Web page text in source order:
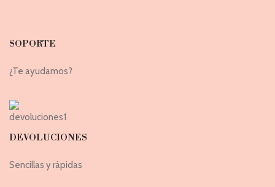
SOPORTE
¿Te ayudamos?
DEVOLUCIONES
Sencillas y rápidas